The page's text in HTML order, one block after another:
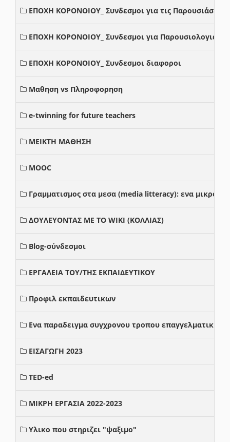
ΕΠΟΧΗ ΚΟΡΟΝΟΙΟΥ_ Συνδεσμοι για τις Παρουσιάσεις
ΕΠΟΧΗ ΚΟΡΟΝΟΙΟΥ_ Συνδεσμοι για Παρουσιολογια
ΕΠΟΧΗ ΚΟΡΟΝΟΙΟΥ_ Συνδεσμοι διαφοροι
Μαθηση vs Πληροφορηση
e-twinning for future teachers
ΜΕΙΚΤΗ ΜΑΘΗΣΗ
MOOC
Γραμματισμος στα μεσα (media litteracy): ενα μικρο
ΔΟΥΛΕΥΟΝΤΑΣ ΜΕ ΤΟ WIKI (ΚΟΛΛΙΑΣ)
Blog-σύνδεσμοι
ΕΡΓΑΛΕΙΑ ΤΟΥ/ΤΗΣ ΕΚΠΑΙΔΕΥΤΙΚΟΥ
Προφιλ εκπαιδευτικων
Ενα παραδειγμα συγχρονου τροπου επαγγελματικης
ΕΙΣΑΓΩΓΗ 2023
TED-ed
ΜΙΚΡΗ ΕΡΓΑΣΙΑ 2022-2023
Υλικο που στηριζει "ψαξιμο"